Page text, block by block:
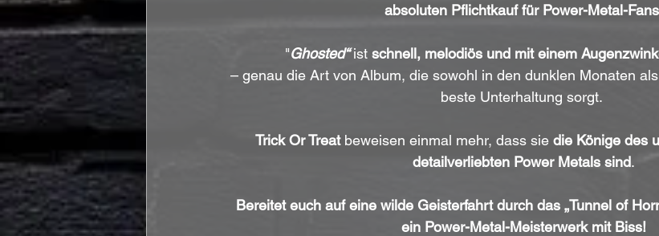
absoluten Pflichtkauf für Power-Metal-Fans
"Ghosted“ ist schnell, melodiös und mit einem
– genau die Art von Album, die sowohl in den dunklen Monaten
beste Unterhaltung sorgt.
Trick Or Treat beweisen einmal mehr, dass sie die Könige des
detailverliebten Power Metals sind.
Bereitet euch auf eine wilde Geisterfahrt durch das „Tunnel of
ein Power-Metal-Meisterwerk mit Biss!